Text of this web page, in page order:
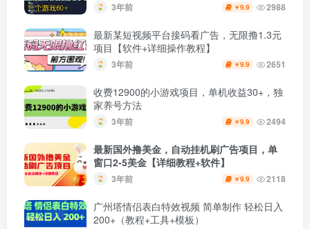
3年前 ￥9.9 2988
最新某短视频平台接码看广告，无限撸1.3元
项目【软件+详细操作教程】
3年前 ￥9.9 2651
收费12900的小游戏项目，单机收益30+，独
家养号方法
3年前 ￥9.9 2494
最新国外撸美金，自动挂机刷广告项目，单
窗口2-5美金【详细教程+软件】
3年前 ￥9.9 2118
广州塔情侣表白特效视频 简单制作 轻松日入
200+（教程+工具+模板）